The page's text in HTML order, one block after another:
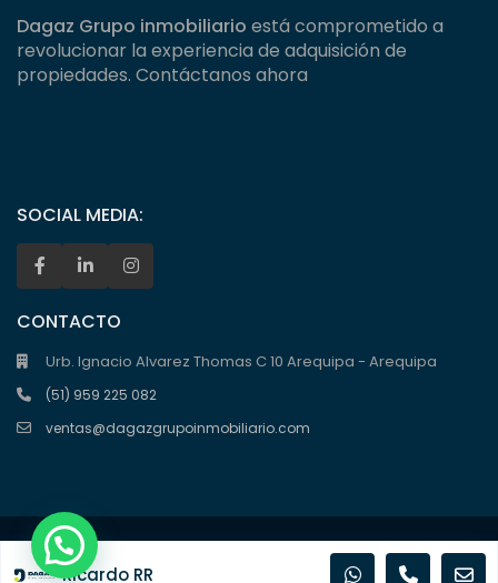
Dagaz Grupo inmobiliario está comprometido a
revolucionar la experiencia de adquisición de
propiedades. Contáctanos ahora
SOCIAL MEDIA:
CONTACTO
Urb. Ignacio Alvarez Thomas C 10 Arequipa - Arequipa
(51) 959 225 082
ventas@dagazgrupoinmobiliario.com
Copyright Dagaz Grupo Inmobiliario @2025
Términos de Uso
Política de privacidad
Ricardo RR